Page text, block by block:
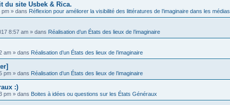
du site Usbek & Rica.
pm » dans Réflexion pour améliorer la visibilité des littératures de l’imaginaire dans les médias
8:57 am » dans Réalisation d’un États des lieux de l’imaginaire
am » dans Réalisation d’un États des lieux de l’imaginaire
pm » dans Réalisation d’un États des lieux de l’imaginaire
:)
pm » dans Boites à idées ou questions sur les États Généraux